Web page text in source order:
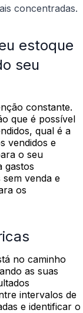
concentradas.
estoque
seu
constante.
que é possível
qual é a
vendidos e
o seu
gastos
venda e
os
no caminho
as suas
intervalos de
e identificar o